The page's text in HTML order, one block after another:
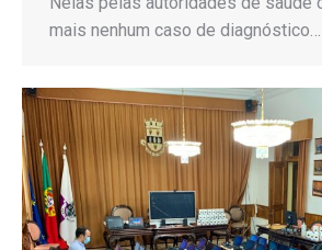
mais nenhum caso de diagnóstico…